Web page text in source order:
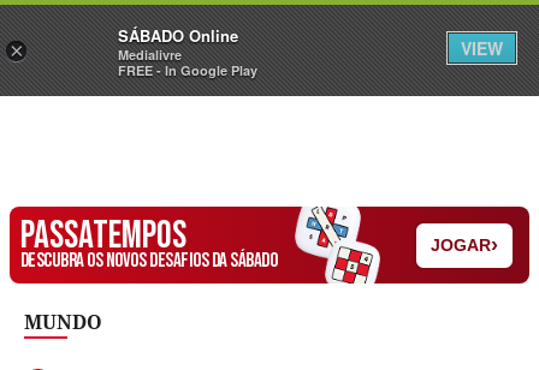
Sábado Assine Iniciar Sessão
PASSATEMPOS
DESCUBRA OS NOVOS DESAFIOS DA SÁBADO
JOGAR›
MUNDO
×
SÁBADO Online
Medialivre
FREE - In Google Play
VIEW